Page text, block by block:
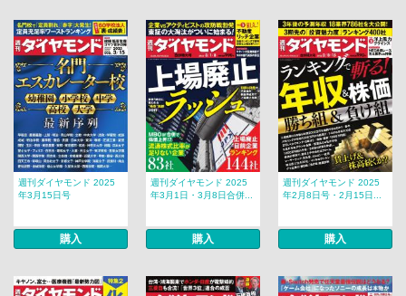
週刊ダイヤモンド 2025
年3月15日号
購入
週刊ダイヤモンド 2025
年3月1日・3月8日合併...
購入
週刊ダイヤモンド 2025
年2月8日号・2月15日...
購入